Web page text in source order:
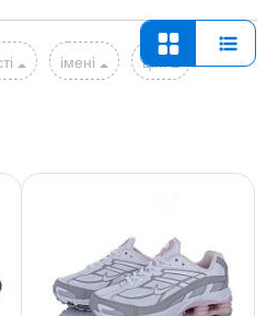
імені ціні